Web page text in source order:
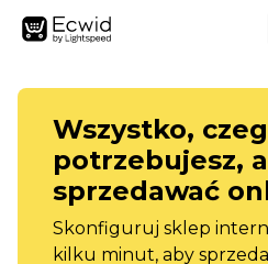
Wszystko,
potrzebujesz,
sprzedawać
Skonfiguruj sklep
kilku minut, aby